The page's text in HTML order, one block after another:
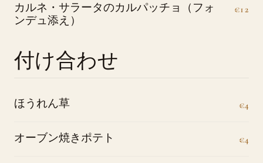
カルネ・サラータのカルパッチョ（フォ
ンデュ添え）
€12
付け合わせ
ほうれん草 €4
オーブン焼きポテト €4